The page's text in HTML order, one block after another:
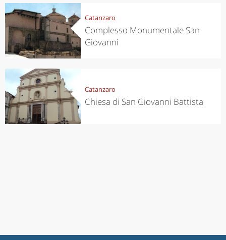
Catanzaro
Complesso Monumentale San
Giovanni
Catanzaro
Chiesa di San Giovanni Battista